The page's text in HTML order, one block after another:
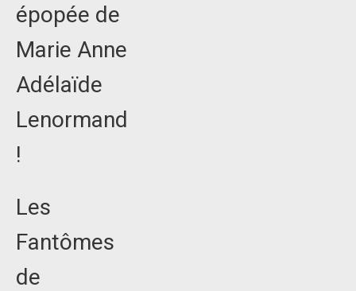
épopée de
Marie Anne
Adélaïde
Lenormand
!
Les
Fantômes
de